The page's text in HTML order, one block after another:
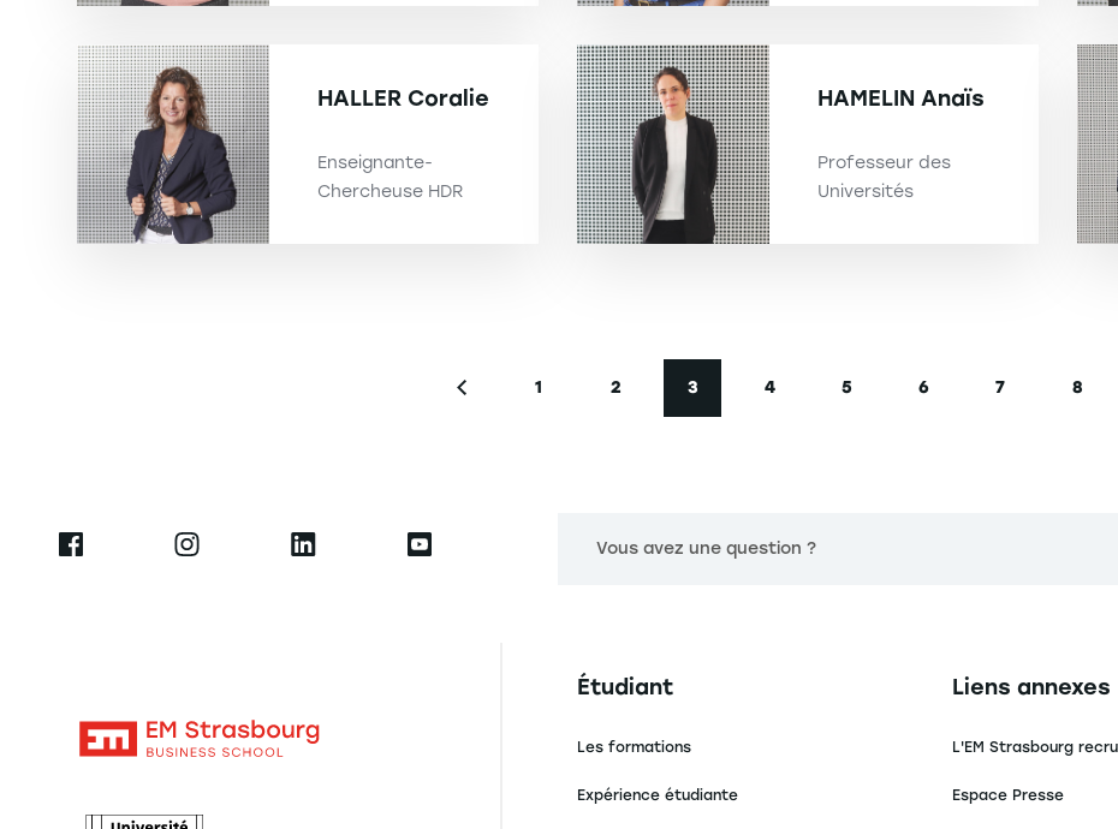
HALLER Coralie
Enseignante-
Chercheuse HDR
HAMELIN Anaïs
Professeur des
Universités
Page précédente
Page
1
Page
2
Page courante
3
Page
4
Page
5
Page
6
Page
7
Page
8
Vous avez une question ?
Navigation principale footer
Étudiant
Les formations
Expérience étudiante
Navigation
Liens annexes
L'EM Strasbourg
Espace Presse